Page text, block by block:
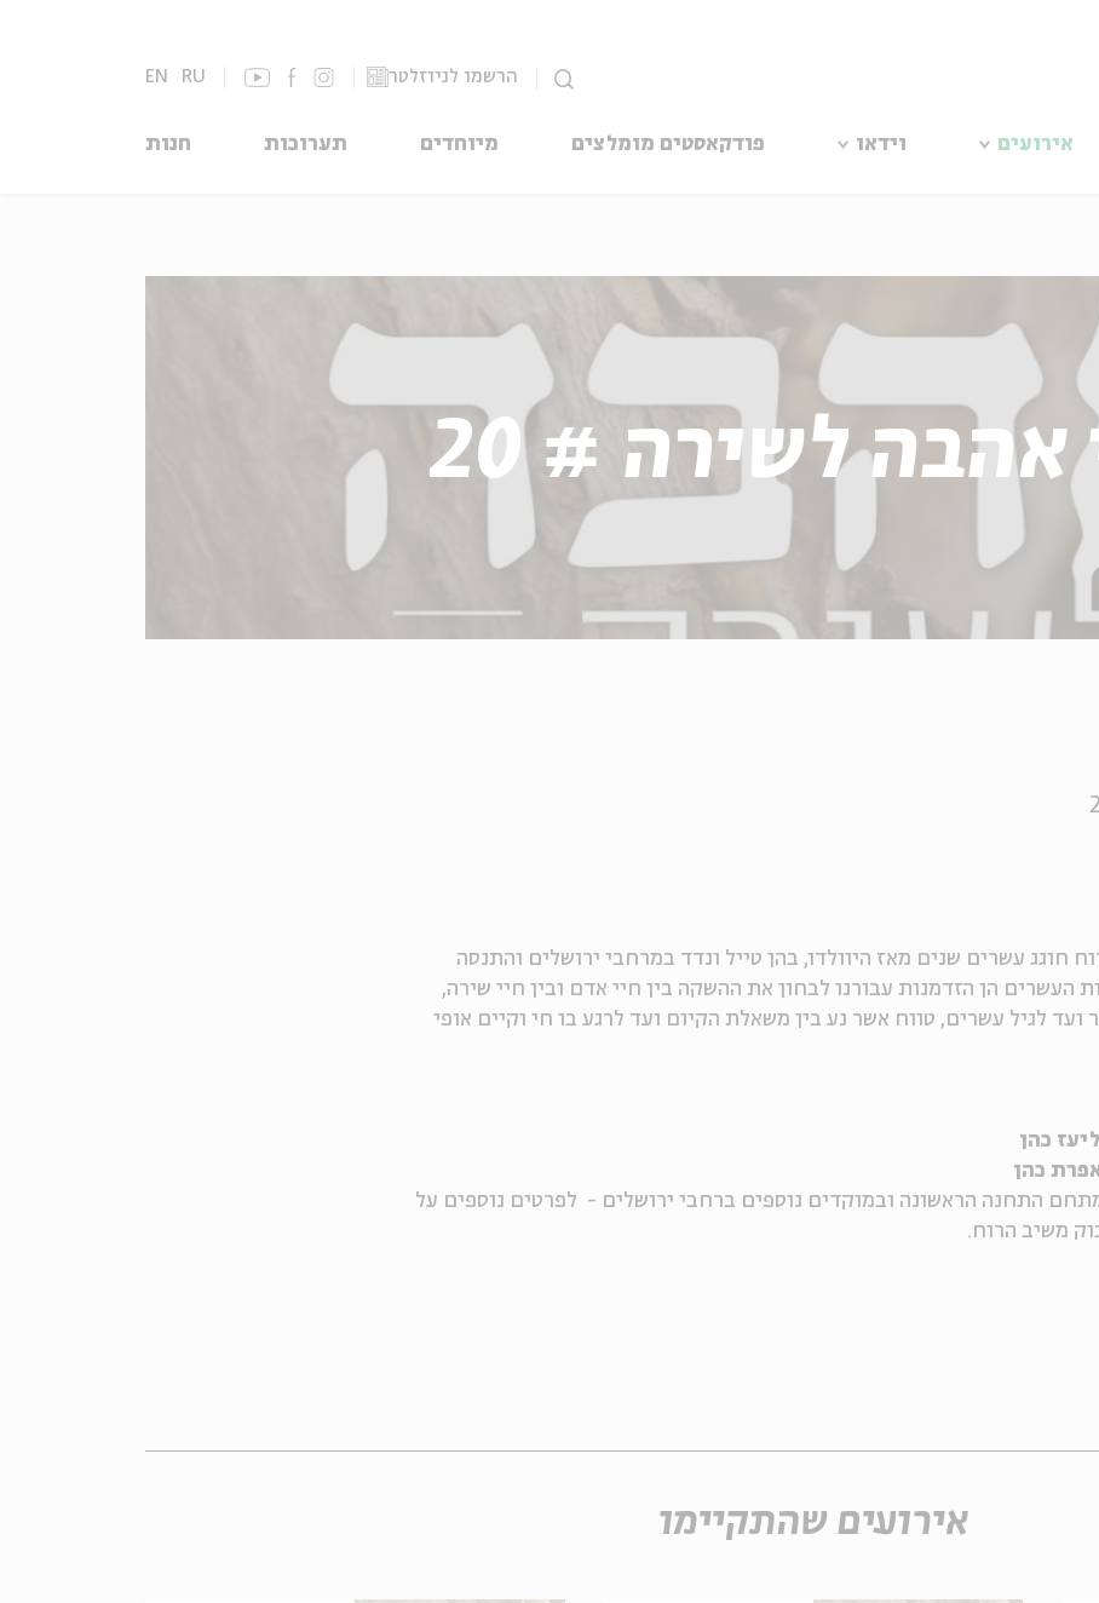
הרשמו לניוזלטר EN RU
אירועים וידאו פודקאסטים מומלצים מיוחדים תערוכות חנות
אהבה לשירה # 20
עשרים שנים מאז היוולדו, בהן טייל ונדד במרחבי ירושלים והתנסה
העשרים הן הזדמנות עבורנו לבחון את ההשקה בין חיי אדם ובין חיי שירה,
ועד לגיל עשרים, טווח אשר נע בין משאלת הקיום ועד לרגע בו חי וקיים אופי
כהן
כהן
התחנה הראשונה ובמוקדים נוספים ברחבי ירושלים - לפרטים נוספים על
אירועים שהתקיימו